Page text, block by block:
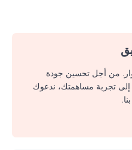
من أجل تحسين جودة
إلى تجربة مساهمتك، ندعوك